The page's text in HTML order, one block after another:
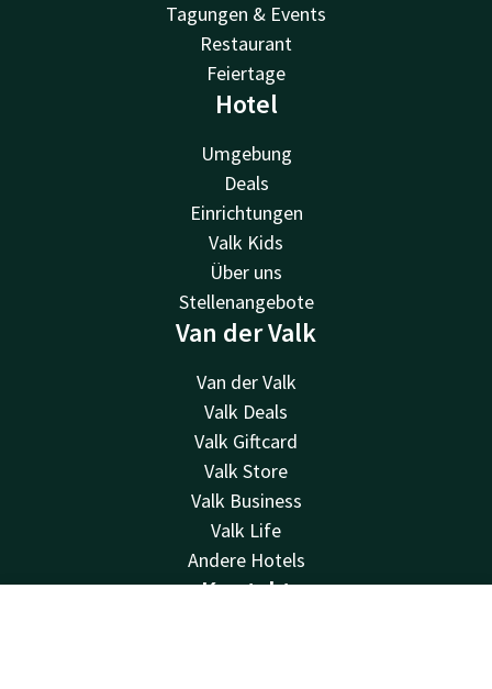
Tagungen & Events
Restaurant
Feiertage
Hotel
Umgebung
Deals
Einrichtungen
Valk Kids
Über uns
Stellenangebote
Van der Valk
Van der Valk
Valk Deals
Valk Giftcard
Valk Store
Valk Business
Valk Life
Andere Hotels
Kontakt